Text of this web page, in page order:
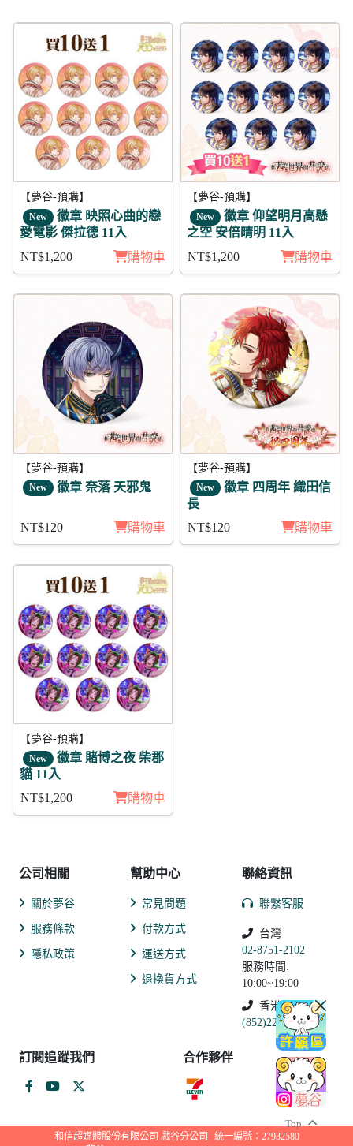
Top
【夢谷-預購】
New 徽章 映照心曲的戀
愛電影 傑拉德 11入
NT$1,200
購物車
【夢谷-預購】
New 徽章 仰望明月高懸
之空 安倍晴明 11入
NT$1,200
購物車
【夢谷-預購】
New 徽章 奈落 天邪鬼
NT$120 購物車
【夢谷-預購】
New 徽章 四周年 織田信
長
NT$120
購物車
【夢谷-預購】
New 徽章 賭博之夜 柴郡
貓 11入
NT$1,200
購物車
公司相關
關於夢谷
服務條款
隱私政策
幫助中心
常見問題
付款方式
運送方式
退換貨方式
聯絡資訊
聯繫客服
台灣
02-8751-2102
服務時間:
10:00~19:00
香港
(852)2250-9311
訂閱追蹤我們 合作夥伴
和信超媒體股份有限公司 戲谷分公司
統一編號：27932580